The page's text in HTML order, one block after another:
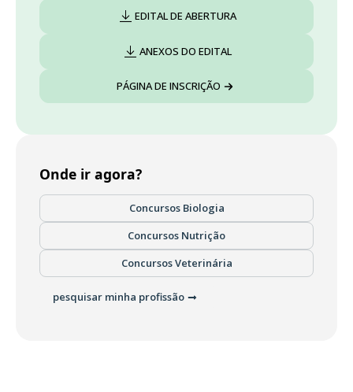
EDITAL DE ABERTURA
ANEXOS DO EDITAL
PÁGINA DE INSCRIÇÃO
Onde ir agora?
Concursos Biologia
Concursos Nutrição
Concursos Veterinária
pesquisar minha profissão